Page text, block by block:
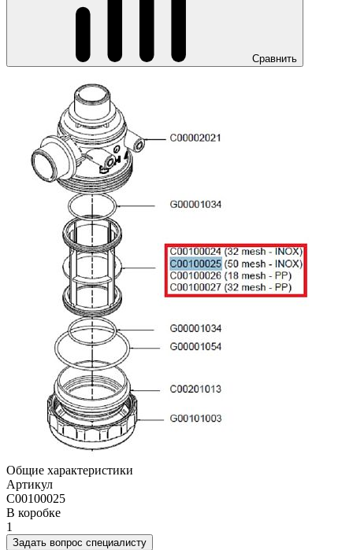
Сравнить
Общие характеристики
Артикул
C00100025
В коробке
1
Задать вопрос специалисту